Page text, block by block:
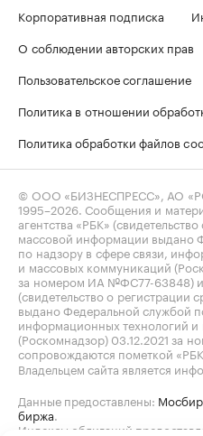
Корпоративная подписка
О соблюдении авторских прав
Пользовательское соглашение
Политика в отношении
Политика обработки файлов
© ООО «БИЗНЕСПРЕСС», АО
1995–2026 . Сообщения и
агентства «РБК»
массовой информации выдано
по надзору в сфере связи,
и массовых коммуникаций
за номером ИА №ФС77-63848) и
(свидетельство о регистрации
выдано Федеральной службой
информационных технологий
(Роскомнадзор) 03.12.2021 за
сопровождаются пометкой
Владельцем сайта является
Данные предоставлены:
биржа
Индексы облигаций